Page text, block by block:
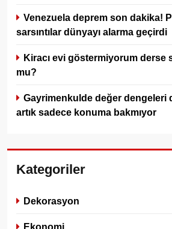
Venezuela deprem son dakika!
sarsıntılar dünyayı alarma geçirdi
Kiracı evi göstermiyorum derse
mu?
Gayrimenkulde değer dengeleri
artık sadece konuma bakmıyor
Kategoriler
Dekorasyon
Ekonomi